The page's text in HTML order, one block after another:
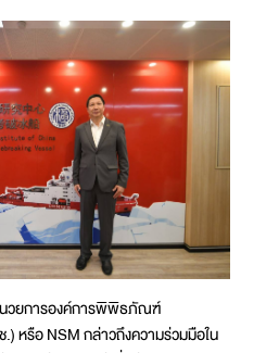
วยการองค์การพิพิธภัณฑ์
หรือ NSM กล่าวถึงความร่วมมือใน